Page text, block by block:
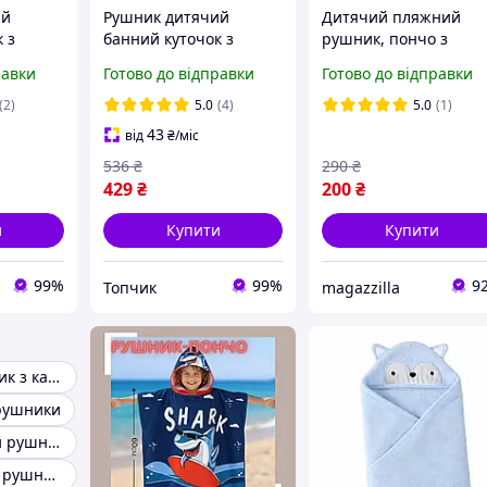
з
см
(2)
99%
Рушник дитячий
банний куточок з
пологовий 110×110 см
блакитний для купання
новонароджених дітей
хлопчика м'який
Готово до відправки
5.0 (4)
від43₴/міс
429₴
536 ₴
Купити
Топчик 99%
Дитячий пляжний
рушник, пончо з
мікрофібри,
космонавт
Готово до відправки
5.0 (1)
200₴
290 ₴
Купити
magazzilla
Дитячий рушник з капюшоном
Дитяче банний рушник
Красиві дитячі рушники